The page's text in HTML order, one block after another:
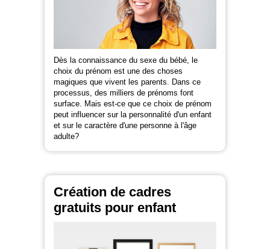
Dès la connaissance du sexe du bébé, le
choix du prénom est une des choses
magiques que vivent les parents. Dans ce
processus, des milliers de prénoms font
surface. Mais est-ce que ce choix de prénom
peut influencer sur la personnalité d'un enfant
et sur le caractère d'une personne à l'âge
adulte?
Création de cadres
gratuits pour enfant